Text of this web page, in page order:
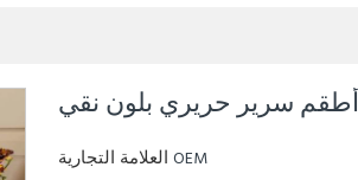
أطقم سرير حريري بلون نقي
العلامة التجاريةOEM